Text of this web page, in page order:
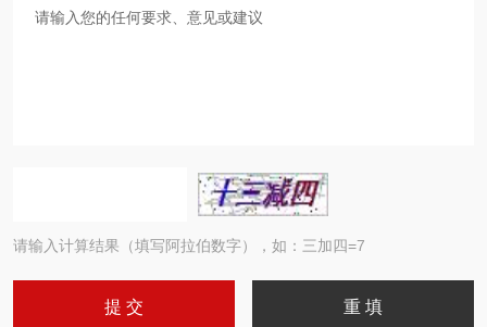
请输入计算结果（填写阿拉伯数字），如：三加四=7